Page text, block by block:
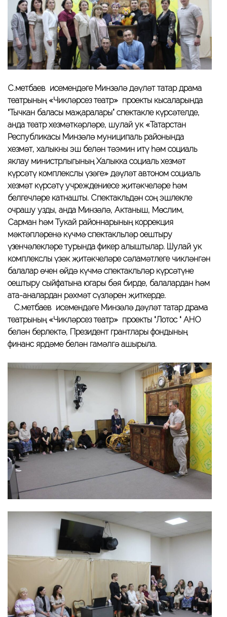
С.Өметбаев исемендәге Минзәлә дәүләт татар драма
театрының «Чикләрсез театр» проекты кысаларында
“Тычкан баласы маҗаралары” спектакле күрсәтелде,
анда театр хезмәткәрләре, шулай ук «Татарстан
Республикасы Минзәлә муниципаль районында
хезмәт, халыкны эш белән тәэмин итү һәм социаль
яклау министрлыгының Халыкка социаль хезмәт
күрсәтү комплекслы үзәге» дәүләт автоном социаль
хезмәт күрсәтү учреждениесе җитәкчеләре һәм
белгечләре катнашты. Спектакльдән соң эшлекле
очрашу узды, анда Минзәлә, Актаныш, Мөслим,
Сарман һәм Тукай районнарының коррекция
мәктәпләренә күчмә спектакльләр оештыру
үзенчәлекләре турында фикер алыштылар. Шулай ук
комплекслы үзәк җитәкчеләре сәламәтлеге чикләнгән
балалар өчен өйдә күчмә спектакльләр күрсәтүне
оештыру сыйфатына югары бәя бирде, балалардан һәм
ата-аналардан рәхмәт сүзләрен җиткерде.
С.Өметбаев исемендәге Минзәлә дәүләт татар драма
театрының «Чикләрсез театр» проекты “Лотос “ АНО
белән берлектә, Президент грантлары фондының
финанс ярдәме белән гамәлгә ашырыла.